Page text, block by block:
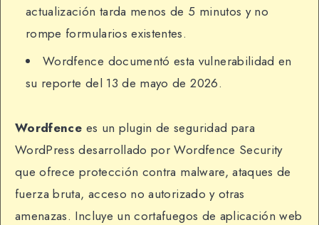
actualización tarda menos de 5 minutos y no
rompe formularios existentes.
Wordfence documentó esta vulnerabilidad en
su reporte del 13 de mayo de 2026.
Wordfence es un plugin de seguridad para
WordPress desarrollado por Wordfence Security
que ofrece protección contra malware, ataques de
fuerza bruta, acceso no autorizado y otras
amenazas. Incluye un cortafuegos de aplicación web